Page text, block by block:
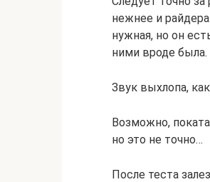
нежнее и
нужная, но он
ними вроде была.
Звук выхлопа,
Возможно,
но это не точно…
После теста